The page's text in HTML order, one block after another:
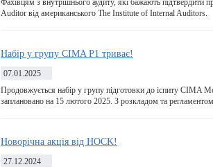
Фахівцям з внутрішнього аудиту, які бажають підтвердити
Auditor від американського The Institute of Internal Auditors.
Набір у групу CIMA P1 триває!
07.01.2025
Продовжується набір у групу підготовки до іспиту CIMA
заплановано на 15 лютого 2025. З розкладом та
Новорічна акція від HOCK!
27.12.2024